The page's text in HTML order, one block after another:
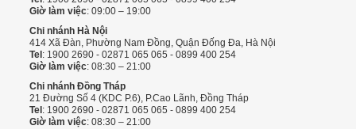
Giờ làm việc: 09:00 – 19:00
Chi nhánh Hà Nội
414 Xã Đàn, Phường Nam Đồng, Quận Đống Đa, Hà Nội
Tel : 1900 2690 - 02871 065 065 - 0899 400 254
Giờ làm việc: 08:30 – 21:00
Chi nhánh Đồng Tháp
21 Đường Số 4 (KDC P.6), P.Cao Lãnh, Đồng Tháp
Tel : 1900 2690 - 02871 065 065 - 0899 400 254
Giờ làm việc: 08:30 – 21:00